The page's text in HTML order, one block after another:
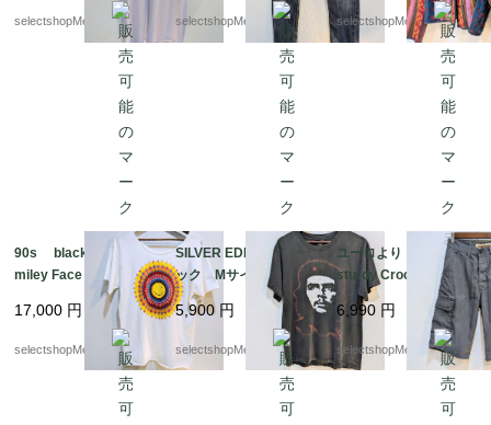
動物 アヒル 蝶々
ヘビ Tシャツ サボ
selectshopMerci. selectshopMerci.
ドストック ピンク
ブルー カラフル 幾
何学模様 デッドスト
selectshopMerci.
90s black jack inc S
miley Face Tshirts P
sychedelic スマイリ
ー Tシャツ レア ブ
ラックジャック サイ
ケデリック アシッド
ハウス Mサイズ程度
17,000 円
selectshopMerci.
SILVER EDITION ブラ
ック Mサイズ フェ
ード感 フェイス CH
E GUEVARA チェ ゲ
バラ Tシャツ コット
ン
5,900円
selectshopMerci.
ユーロより Vintage
sturdy Crocker shorts
ショートパンツ コ
ットン カーゴパン
ツ グレー 帆布 の
ような生地 パンツ
6,990 円
selectshopMerci.